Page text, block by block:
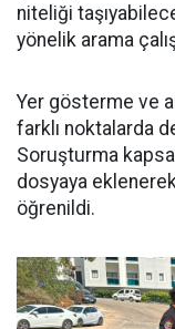
niteliği
yönelik arama
Yer gösterme ve
farklı noktalarda
Soruşturma
dosyaya
öğrenildi.